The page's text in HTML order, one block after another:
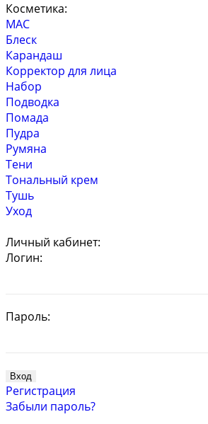
Косметика:
MAC
Блеск
Карандаш
Корректор для лица
Набор
Подводка
Помада
Пудра
Румяна
Тени
Тональный крем
Тушь
Уход
Личный кабинет:
Логин:
Пароль:
Регистрация
Забыли пароль?